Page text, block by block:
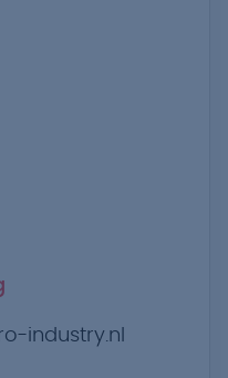
industry.nl